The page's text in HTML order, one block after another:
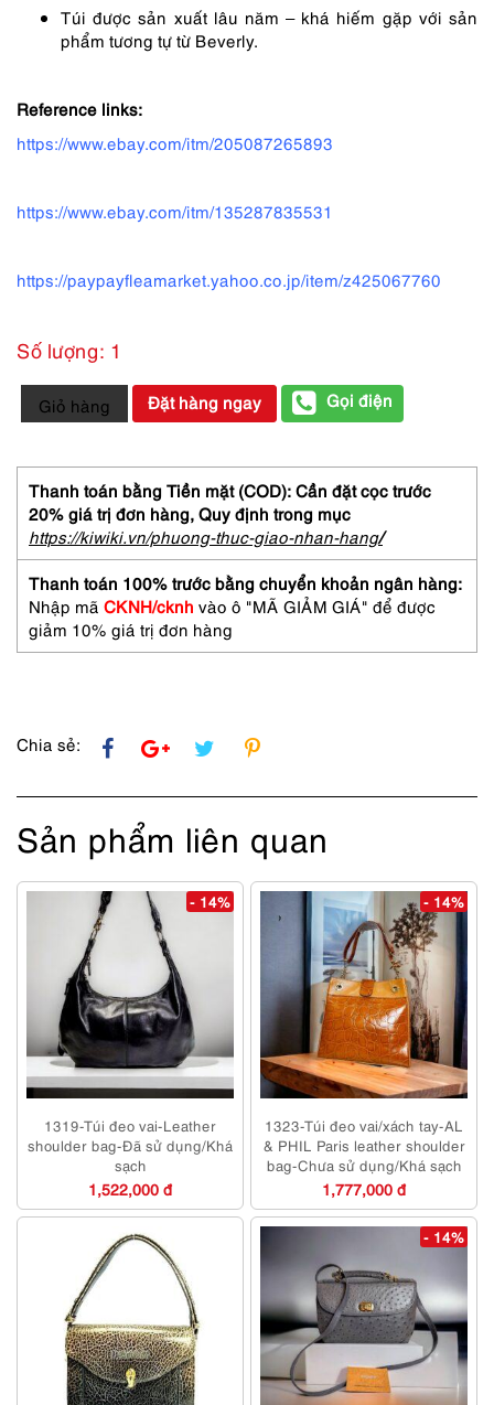
Túi được sản xuất lâu năm – khá hiếm gặp với sản
phẩm tương tự từ Beverly.
Reference links:
https://www.ebay.com/itm/205087265893
https://www.ebay.com/itm/135287835531
https://paypayfleamarket.yahoo.co.jp/item/z425067760
Số lượng: 1
5426-
Túi
tay/Clutch
nam-
BEVERLY
leather
clutch-
Đã
sử
dụng/Khá
mới
Giỏ hàng Đặt hàng ngay Gọi điện
Thanh toán bằng Tiền mặt (COD): Cần đặt cọc trước
20% giá trị đơn hàng, Quy định trong mục
https://kiwiki.vn/phuong-thuc-giao-nhan-hang/
Thanh toán 100% trước bằng chuyển khoản ngân hàng:
Nhập mã CKNH/cknh vào ô "MÃ GIẢM GIÁ" để được
giảm 10% giá trị đơn hàng
Chia sẻ:
Sản phẩm liên quan
- 14%
1319-Túi đeo vai-Leather
shoulder bag-Đã sử dụng/Khá
sạch
1,522,000 đ
- 14%
1323-Túi đeo vai/xách tay-AL
& PHIL Paris leather shoulder
bag-Chưa sử dụng/Khá sạch
1,777,000 đ
- 14%